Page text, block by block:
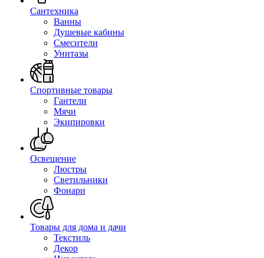
Сантехника
Ванны
Душевые кабины
Смесители
Унитазы
Спортивные товары
Гантели
Мячи
Экипировки
Освещение
Люстры
Светильники
Фонари
Товары для дома и дачи
Текстиль
Декор